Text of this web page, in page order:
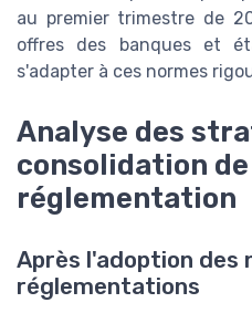
au premier trimestre de
offres des banques et
s'adapter à ces normes
Analyse des
consolidation
réglementation
Après l'adoption des
réglementations